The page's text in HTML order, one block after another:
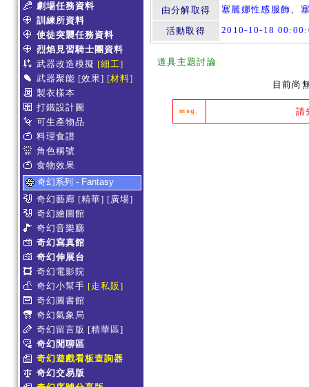
劇場任務資料
訓練所資料
使徒突襲任務資料
烈焰見習騎士團資料
武器改造模擬 [細工]
武器聚能 [效果] [材料]
製衣樣本
打鐵設計圖
可生產物品
料理食譜
角色稱號
食物效果
奇幻系列 - Fantasy
奇幻藝廊 [精華] [廣場]
奇幻繪圖館
奇幻音樂廳
奇幻寫真館
奇幻伸展台
奇幻電影院
奇幻小幫手 [走私販]
奇幻圖書館
奇幻氣象局
奇幻留言版 [精華區]
奇幻閒聊區
奇幻遊戲看板查詢器
奇幻交易版
由分解取得 塞麗娜性感服飾、
活動取得 2010-10-18
道具主題討論
目前尚
msg. 請